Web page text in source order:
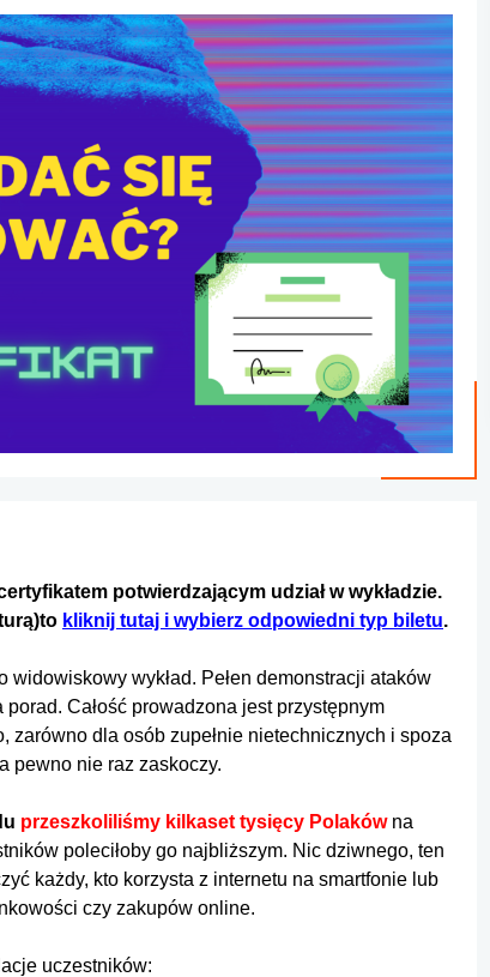
potwierdzającym udział w wykładzie.
kliknij tutaj i wybierz odpowiedni typ biletu.
widowiskowy wykład. Pełen demonstracji ataków
Całość prowadzona jest przystępnym
zarówno dla osób zupełnie nietechnicznych i spoza
pewno nie raz zaskoczy.
przeszkoliliśmy kilkaset tysięcy Polakówna
poleciłoby go najbliższym. Nic dziwnego, ten
każdy, kto korzysta z internetu na smartfonie lub
czy zakupów online.
uczestników: